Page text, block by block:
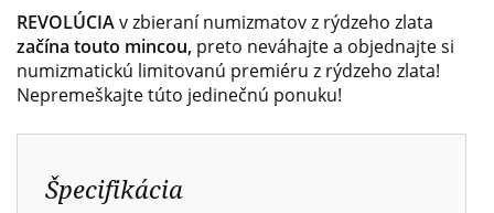
REVOLÚCIAv zbieraní numizmatov z rýdzeho zlata
začína touto mincou, preto neváhajte a objednajte si
numizmatickú limitovanú premiéru z rýdzeho zlata!
Nepremeškajte túto jedinečnú ponuku!
Špecifikácia